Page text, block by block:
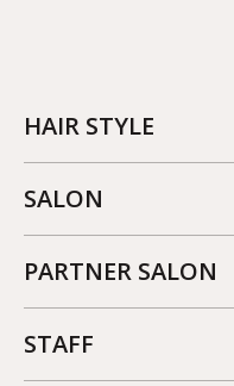
HAIR STYLE
SALON
PARTNER SALON
STAFF